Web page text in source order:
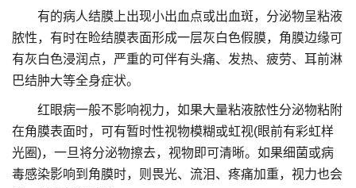
有的病人结膜上出现小出血点或出血斑，分泌物呈粘液
脓性，有时在睑结膜表面形成一层灰白色假膜，角膜边缘可
有灰白色浸润点，严重的可伴有头痛、发热、疲劳、耳前淋
巴结肿大等全身症状。
红眼病一般不影响视力，如果大量粘液脓性分泌物粘附
在角膜表面时，可有暂时性视物模糊或虹视(眼前有彩虹样
光圈)，一旦将分泌物擦去，视物即可清晰。如果细菌或病
毒感染影响到角膜时，则畏光、流泪、疼痛加重，视力也会